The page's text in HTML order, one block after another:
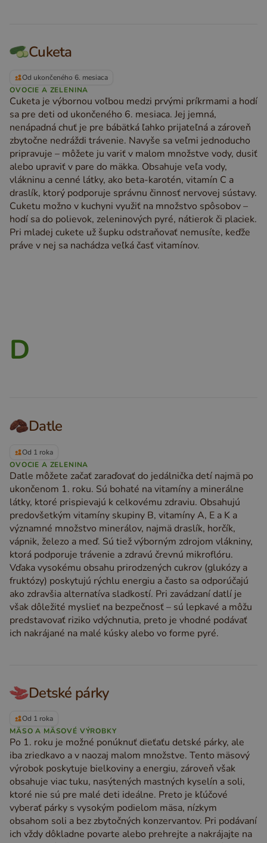
Cuketa
Od ukončeného 6. mesiaca
OVOCIE A ZELENINA
Cuketa je výbornou voľbou medzi prvými príkrmami a hodí
sa pre deti od ukončeného 6. mesiaca. Jej jemná,
nenápadná chuť je pre bábätká ľahko prijateľná a zároveň
zbytočne nedráždi trávenie. Navyše sa veľmi jednoducho
pripravuje – môžete ju variť v malom množstve vody, dusiť
alebo upraviť v pare do mäkka. Obsahuje veľa vody,
vlákninu a cenné látky, ako beta-karotén, vitamín C a
draslík, ktorý podporuje správnu činnosť nervovej sústavy.
Cuketu možno v kuchyni využiť na množstvo spôsobov –
hodí sa do polievok, zeleninových pyré, nátierok či placiek.
Pri mladej cukete už šupku odstraňovať nemusíte, keďže
práve v nej sa nachádza veľká časť vitamínov.
D
Datle
Od 1 roka
OVOCIE A ZELENINA
Datle môžete začať zaraďovať do jedálnička detí najmä po
ukončenom 1. roku. Sú bohaté na vitamíny a minerálne
látky, ktoré prispievajú k celkovému zdraviu. Obsahujú
predovšetkým vitamíny skupiny B, vitamíny A, E a K a
významné množstvo minerálov, najmä draslík, horčík,
vápnik, železo a meď. Sú tiež výborným zdrojom vlákniny,
ktorá podporuje trávenie a zdravú črevnú mikroflóru.
Vďaka vysokému obsahu prirodzených cukrov (glukózy a
fruktózy) poskytujú rýchlu energiu a často sa odporúčajú
ako zdravšia alternatíva sladkostí. Pri zavádzaní datlí je
však dôležité myslieť na bezpečnosť – sú lepkavé a môžu
predstavovať riziko vdýchnutia, preto je vhodné podávať
ich nakrájané na malé kúsky alebo vo forme pyré.
Detské párky
Od 1 roka
MÄSO A MÄSOVÉ VÝROBKY
Po 1. roku je možné ponúknuť dieťaťu detské párky, ale
iba zriedkavo a v naozaj malom množstve. Tento mäsový
výrobok poskytuje bielkoviny a energiu, zároveň však
obsahuje viac tuku, nasýtených mastných kyselín a soli,
ktoré nie sú pre malé deti ideálne. Preto je kľúčové
vyberať párky s vysokým podielom mäsa, nízkym
obsahom soli a bez zbytočných konzervantov. Pri podávaní
ich vždy dôkladne povarte alebo prehrejte a nakrájajte na